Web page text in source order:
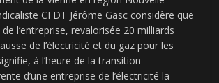
CFDT Jérôme Gasc considère que
l’entreprise, revalorisée 20 milliards
de l’électricité et du gaz pour les
à l’heure de la transition
d’une entreprise de l’électricité la